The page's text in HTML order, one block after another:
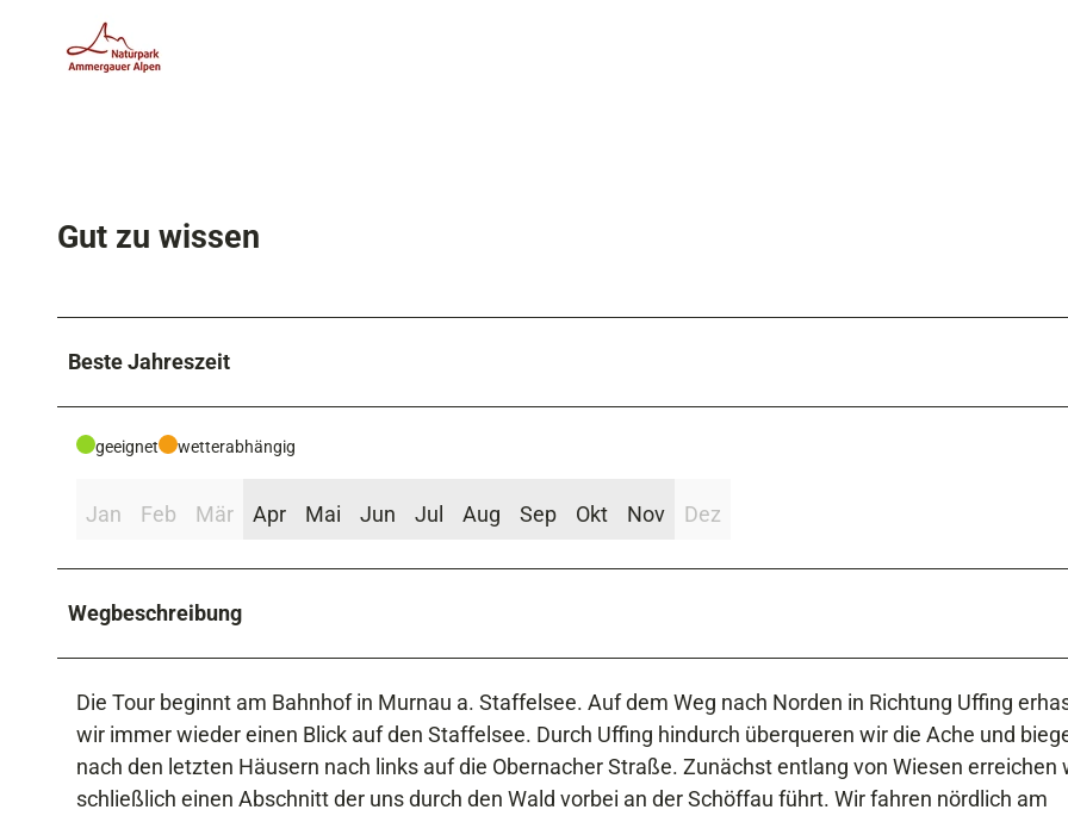
Gut zu wissen
Beste Jahreszeit
geeignet wetterabhängig
Jan Feb Mär Apr Mai Jun Jul Aug Sep Okt Nov Dez
Wegbeschreibung
Die Tour beginnt am Bahnhof in Murnau a. Staffelsee. Auf dem Weg nach Norden in Richtung Uffing
wir immer wieder einen Blick auf den Staffelsee. Durch Uffing hindurch überqueren wir die Ache und
nach den letzten Häusern nach links auf die Obernacher Straße. Zunächst entlang von Wiesen erreichen
schließlich einen Abschnitt der uns durch den Wald vorbei an der Schöffau führt. Wir fahren nördlich am